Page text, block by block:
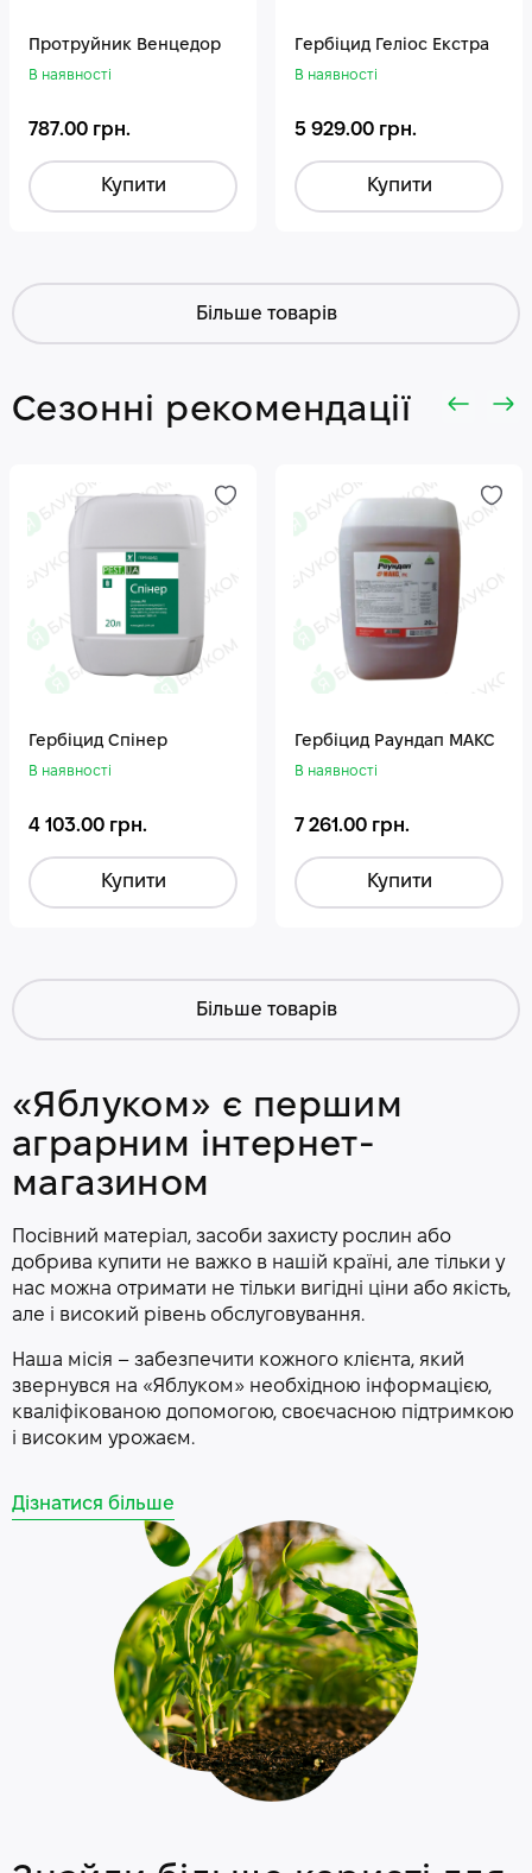
Протруйник Венцедор
В наявності
787.00 грн.
Купити
Гepбiцид Геліос Екстра
В наявності
5 929.00 грн.
Купити
Більше товарів
Сезонні рекомендації
Гербіцид Спінер
В наявності
4 103.00 грн.
Купити
Гербіцид Раундап МАКС
В наявності
7 261.00 грн.
Купити
Більше товарів
«Яблуком» є першим
аграрним інтернет-
магазином
Посівний матеріал, засоби захисту рослин або
добрива купити не важко в нашій країні, але тільки у
нас можна отримати не тільки вигідні ціни або якість,
але і високий рівень обслуговування.
Наша місія – забезпечити кожного клієнта, який
звернувся на «Яблуком» необхідною інформацією,
кваліфікованою допомогою, своєчасною підтримкою
і високим урожаєм.
Дізнатися більше